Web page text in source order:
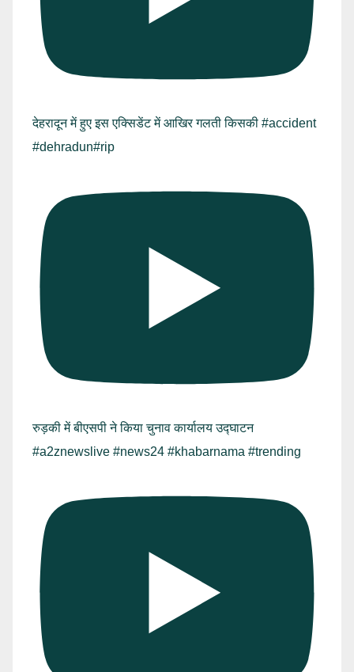
देहरादून में हुए इस एक्सिडेंट में आखिर गलती किसकी #accident
#dehradun#rip
रुड़की में बीएसपी ने किया चुनाव कार्यालय उद्घाटन
#a2znewslive #news24 #khabarnama #trending